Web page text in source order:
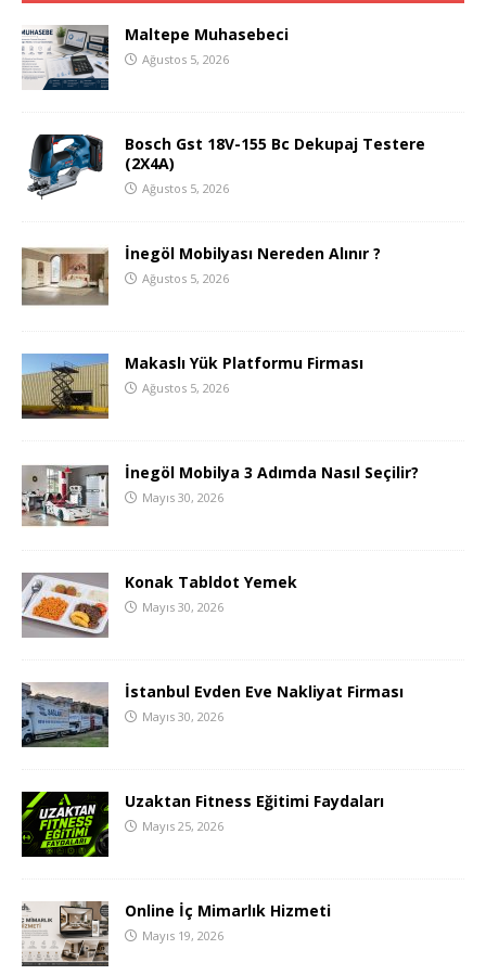
Maltepe Muhasebeci
Ağustos 5, 2026
Bosch Gst 18V-155 Bc Dekupaj Testere
(2X4A)
Ağustos 5, 2026
İnegöl Mobilyası Nereden Alınır ?
Ağustos 5, 2026
Makaslı Yük Platformu Firması
Ağustos 5, 2026
İnegöl Mobilya 3 Adımda Nasıl Seçilir?
Mayıs 30, 2026
Konak Tabldot Yemek
Mayıs 30, 2026
İstanbul Evden Eve Nakliyat Firması
Mayıs 30, 2026
Uzaktan Fitness Eğitimi Faydaları
Mayıs 25, 2026
Online İç Mimarlık Hizmeti
Mayıs 19, 2026